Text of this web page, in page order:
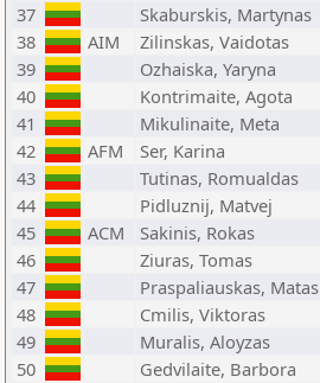
37
Skaburskis, Martynas
38
AIM Zilinskas, Vaidotas
39
Ozhaiska, Yaryna
40
Kontrimaite, Agota
41
Mikulinaite, Meta
42
AFM Ser, Karina
43
Tutinas, Romualdas
44
Pidluznij, Matvej
45
ACM Sakinis, Rokas
46
Ziuras, Tomas
47
Praspaliauskas, Matas
48
Cmilis, Viktoras
49
Muralis, Aloyzas
50
Gedvilaite, Barbora